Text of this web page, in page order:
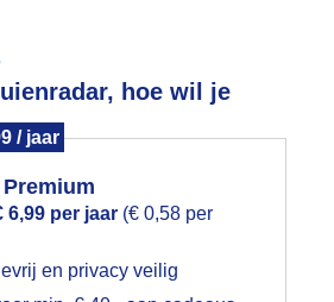
hoe wil je
/ jaar
6,99 per jaar (€ 0,58 per
en privacy veilig
locatie gebruiken voor
het weer?